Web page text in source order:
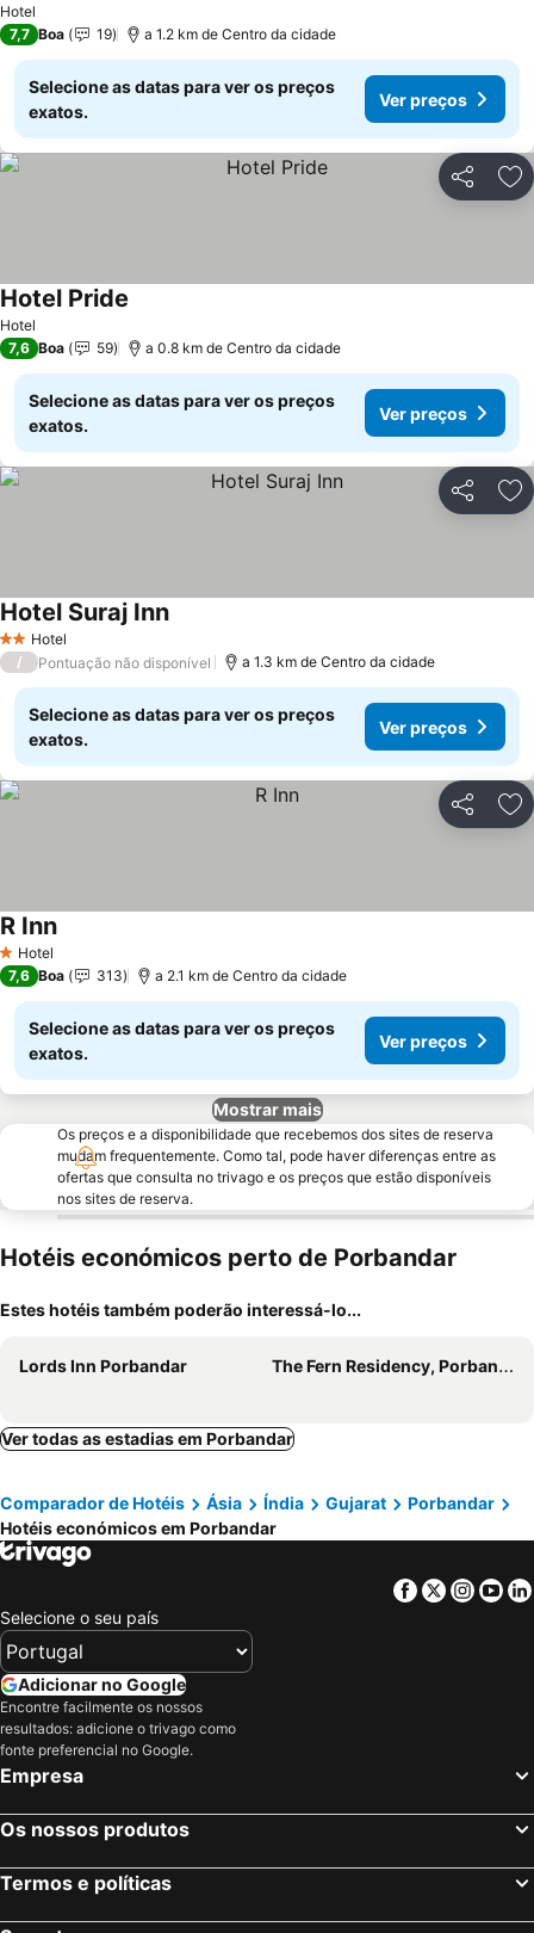
Hotel
7,7 Boa 19 a 1.2 km de Centro da cidade
Selecione as datas para ver os preços
exatos.
Ver preços
Partilhar
Hotel
Hotel Pride
7,6 Boa 59 a 0.8 km de Centro da cidade
Selecione as datas para ver os preços
exatos.
Ver preços
Partilhar
2 Estrelas
Hotel
Hotel Suraj Inn
/ Pontuação não disponível a 1.3 km de Centro da cidade
Selecione as datas para ver os preços
exatos.
Ver preços
Partilhar
1 Estrelas
Hotel
R Inn
7,6 Boa 313 a 2.1 km de Centro da cidade
Selecione as datas para ver os preços
exatos.
Ver preços
Mostrar mais
Os preços e a disponibilidade que recebemos dos sites de reserva
mudam frequentemente. Como tal, pode haver diferenças entre as
ofertas que consulta no trivago e os preços que estão disponíveis
nos sites de reserva.
Hotéis económicos perto de Porbandar
Estes hotéis também poderão interessá-lo...
Lords Inn Porbandar The Fern Residency, Porbandar
Ver todas as estadias em Porbandar
Comparador de Hotéis Ásia Índia Gujarat
Porbandar
Hotéis económicos em Porbandar
Facebook
Twitter
Selecione o seu país
Adicionar no Google
Encontre facilmente os nossos
resultados: adicione o trivago como
fonte preferencial no Google.
Empresa
Os nossos produtos
Termos e políticas